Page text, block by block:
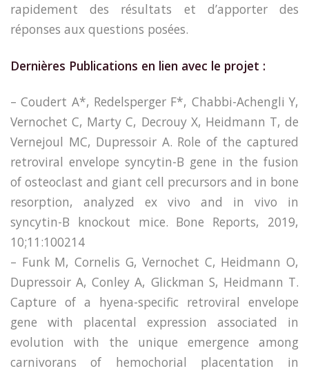
rapidement des résultats et d’apporter des
réponses aux questions posées.
Dernières Publications en lien avec le projet :
– Coudert A*, Redelsperger F*, Chabbi-Achengli Y,
Vernochet C, Marty C, Decrouy X, Heidmann T, de
Vernejoul MC, Dupressoir A. Role of the captured
retroviral envelope syncytin-B gene in the fusion
of osteoclast and giant cell precursors and in bone
resorption, analyzed ex vivo and in vivo in
syncytin-B knockout mice. Bone Reports, 2019,
10;11:100214
– Funk M, Cornelis G, Vernochet C, Heidmann O,
Dupressoir A, Conley A, Glickman S, Heidmann T.
Capture of a hyena-specific retroviral envelope
gene with placental expression associated in
evolution with the unique emergence among
carnivorans of hemochorial placentation in